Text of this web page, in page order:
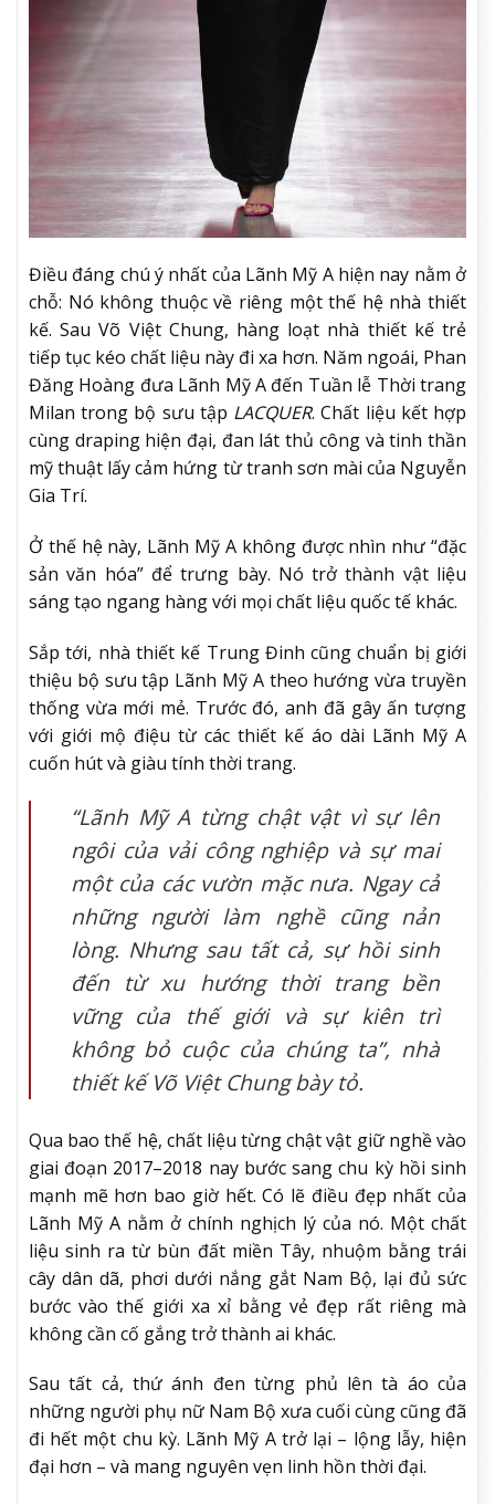
Điều đáng chú ý nhất của Lãnh Mỹ A hiện nay nằm ở
chỗ: Nó không thuộc về riêng một thế hệ nhà thiết
kế. Sau Võ Việt Chung, hàng loạt nhà thiết kế trẻ
tiếp tục kéo chất liệu này đi xa hơn. Năm ngoái, Phan
Đăng Hoàng đưa Lãnh Mỹ A đến Tuần lễ Thời trang
Milan trong bộ sưu tập LACQUER. Chất liệu kết hợp
cùng draping hiện đại, đan lát thủ công và tinh thần
mỹ thuật lấy cảm hứng từ tranh sơn mài của Nguyễn
Gia Trí.
Ở thế hệ này, Lãnh Mỹ A không được nhìn như “đặc
sản văn hóa” để trưng bày. Nó trở thành vật liệu
sáng tạo ngang hàng với mọi chất liệu quốc tế khác.
Sắp tới, nhà thiết kế Trung Đinh cũng chuẩn bị giới
thiệu bộ sưu tập Lãnh Mỹ A theo hướng vừa truyền
thống vừa mới mẻ. Trước đó, anh đã gây ấn tượng
với giới mộ điệu từ các thiết kế áo dài Lãnh Mỹ A
cuốn hút và giàu tính thời trang.
“Lãnh Mỹ A từng chật vật vì sự lên
ngôi của vải công nghiệp và sự mai
một của các vườn mặc nưa. Ngay cả
những người làm nghề cũng nản
lòng. Nhưng sau tất cả, sự hồi sinh
đến từ xu hướng thời trang bền
vững của thế giới và sự kiên trì
không bỏ cuộc của chúng ta”, nhà
thiết kế Võ Việt Chung bày tỏ.
Qua bao thế hệ, chất liệu từng chật vật giữ nghề vào
giai đoạn 2017–2018 nay bước sang chu kỳ hồi sinh
mạnh mẽ hơn bao giờ hết. Có lẽ điều đẹp nhất của
Lãnh Mỹ A nằm ở chính nghịch lý của nó. Một chất
liệu sinh ra từ bùn đất miền Tây, nhuộm bằng trái
cây dân dã, phơi dưới nắng gắt Nam Bộ, lại đủ sức
bước vào thế giới xa xỉ bằng vẻ đẹp rất riêng mà
không cần cố gắng trở thành ai khác.
Sau tất cả, thứ ánh đen từng phủ lên tà áo của
những người phụ nữ Nam Bộ xưa cuối cùng cũng đã
đi hết một chu kỳ. Lãnh Mỹ A trở lại – lộng lẫy, hiện
đại hơn – và mang nguyên vẹn linh hồn thời đại.